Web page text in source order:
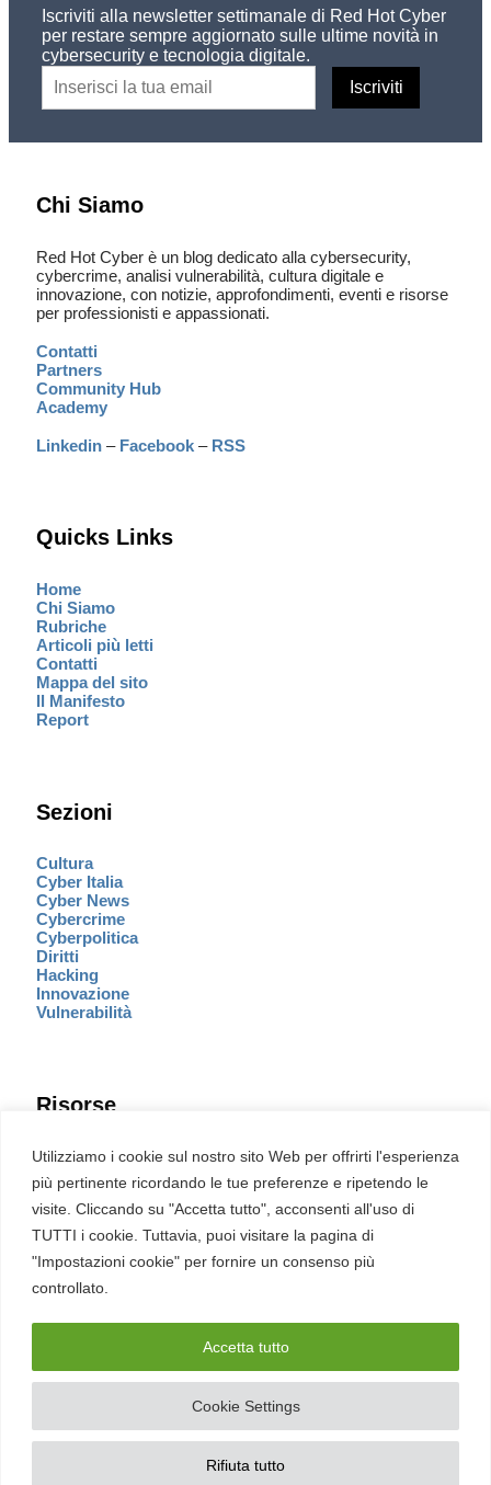
Utilizziamo i cookie sul nostro sito Web per offrirti l'esperienza
più pertinente ricordando le tue preferenze e ripetendo le
visite. Cliccando su "Accetta tutto", acconsenti all'uso di
TUTTI i cookie. Tuttavia, puoi visitare la pagina di
"Impostazioni cookie" per fornire un consenso più
controllato.
Cookie Settings
Rifiuta tutto
Accetta tutto
Iscriviti alla newsletter settimanale di Red Hot Cyber
per restare sempre aggiornato sulle ultime novità in
cybersecurity e tecnologia digitale.
Chi Siamo
Red Hot Cyber è un blog dedicato alla cybersecurity,
cybercrime, analisi vulnerabilità, cultura digitale e
innovazione, con notizie, approfondimenti, eventi e risorse
per professionisti e appassionati.
Contatti
Partners
Community Hub
Academy
Linkedin – Facebook – RSS
Quicks Links
Home
Chi Siamo
Rubriche
Articoli più letti
Contatti
Mappa del sito
Il Manifesto
Report
Sezioni
Cultura
Cyber Italia
Cyber News
Cybercrime
Cyberpolitica
Diritti
Hacking
Innovazione
Vulnerabilità
Risorse
Eventi
Fumetto Cyber
Newsletter
Servizi
Pubblicità
English
Ultime CVE critiche
2026 – REDHOTCYBER Srl. Tutti i diritti riservati